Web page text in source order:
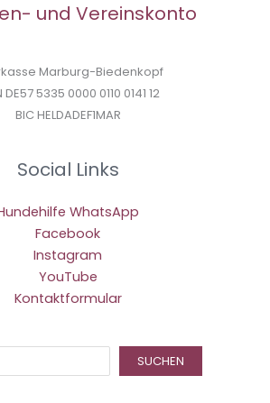
und Vereinskonto
Marburg-Biedenkopf
DE57 5335 0000 0110 0141 12
BIC HELDADEF1MAR
Social Links
WhatsApp
Facebook
Instagram
YouTube
Kontaktformular
SUCHEN